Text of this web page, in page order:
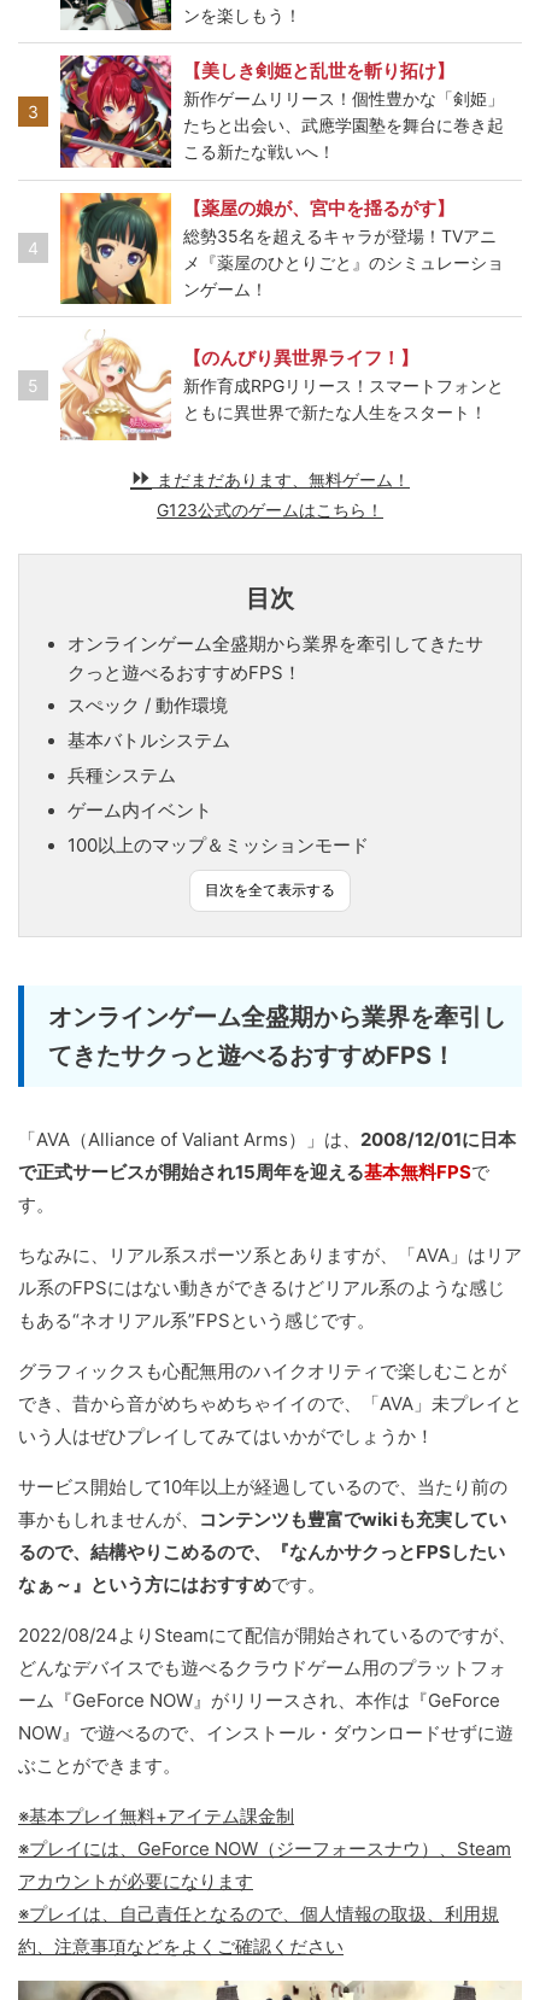
ンを楽しもう！
3
【美しき剣姫と乱世を斬り拓け】
新作ゲームリリース！個性豊かな「剣姫」
たちと出会い、武應学園塾を舞台に巻き起
こる新たな戦いへ！
4
【薬屋の娘が、宮中を揺るがす】
総勢35名を超えるキャラが登場！TVアニ
メ『薬屋のひとりごと』のシミュレーショ
ンゲーム！
5
【のんびり異世界ライフ！】
新作育成RPGリリース！スマートフォンと
ともに異世界で新たな人生をスタート！
まだまだあります、無料ゲーム！
G123公式のゲームはこちら！
目次
オンラインゲーム全盛期から業界を牽引してきたサ
クっと遊べるおすすめFPS！
スぺック / 動作環境
基本バトルシステム
兵種システム
ゲーム内イベント
100以上のマップ＆ミッションモード
目次を全て表示する
オンラインゲーム全盛期から業界を牽引し
てきたサクっと遊べるおすすめFPS！
「AVA（Alliance of Valiant Arms）」は、 2008/12/01に日本
で正式サービスが開始され15周年を迎える基本無料FPSで
す。
ちなみに、リアル系スポーツ系とありますが、「AVA」はリア
ル系のFPSにはない動きができるけどリアル系のような感じ
もある“ネオリアル系”FPSという感じです。
グラフィックスも心配無用のハイクオリティで楽しむことが
でき、昔から音がめちゃめちゃイイので、「AVA」未プレイと
いう人はぜひプレイしてみてはいかがでしょうか！
サービス開始して10年以上が経過しているので、当たり前の
事かもしれませんが、
コンテンツも豊富でwikiも充実してい
るので、結構やりこめるので、『なんかサクっとFPSしたい
なぁ～』という方にはおすすめです。
2022/08/24よりSteamにて配信が開始されているのですが、
どんなデバイスでも遊べるクラウドゲーム用のプラットフォ
ーム『GeForce NOW』がリリースされ、本作は『GeForce
NOW』で遊べるので、インストール・ダウンロードせずに遊
ぶことができます。
※基本プレイ無料+アイテム課金制
※プレイには、GeForce NOW（ジーフォースナウ）、Steam
アカウントが必要になります
※プレイは、自己責任となるので、個人情報の取扱、利用規
約、注意事項などをよくご確認ください